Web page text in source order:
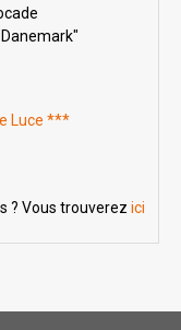
Luce ***
? Vous trouverezici